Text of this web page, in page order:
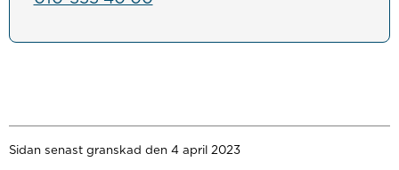
Sidan senast granskad den 4 april 2023